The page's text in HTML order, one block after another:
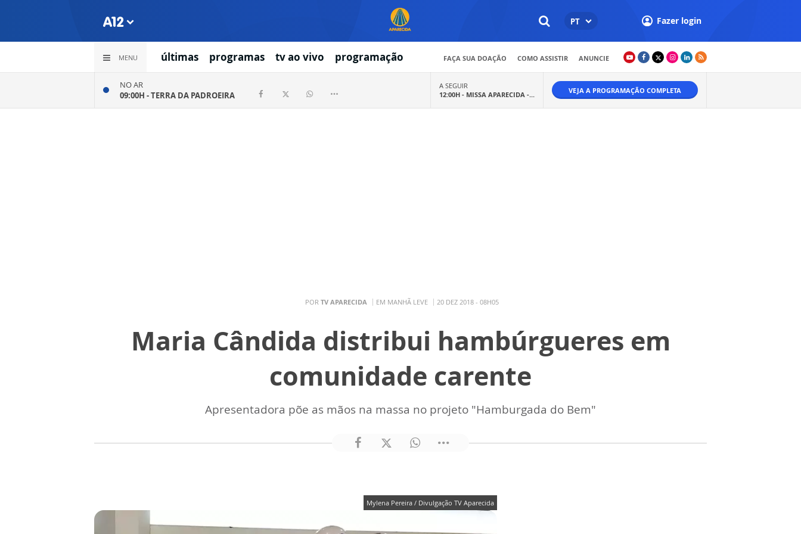
PT Fazer login
MENU últimas programas tv ao vivo programação FAÇA SUA DOAÇÃO COMO ASSISTIR ANUNCIE
NO AR
09:00H -TERRA DA PADROEIRA
A SEGUIR
12:00H - MISSA APARECIDA -... VEJA A PROGRAMAÇÃO COMPLETA
POR TV APARECIDA EM MANHÃ LEVE 20 DEZ 2018 - 08H05
Maria Cândida distribui hambúrgueres em
comunidade carente
Apresentadora põe as mãos na massa no projeto "Hamburgada do Bem"
Mylena Pereira / Divulgação TV Aparecida